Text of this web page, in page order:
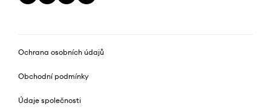
Ochrana osobních údajů
Obchodní podmínky
Údaje společnosti